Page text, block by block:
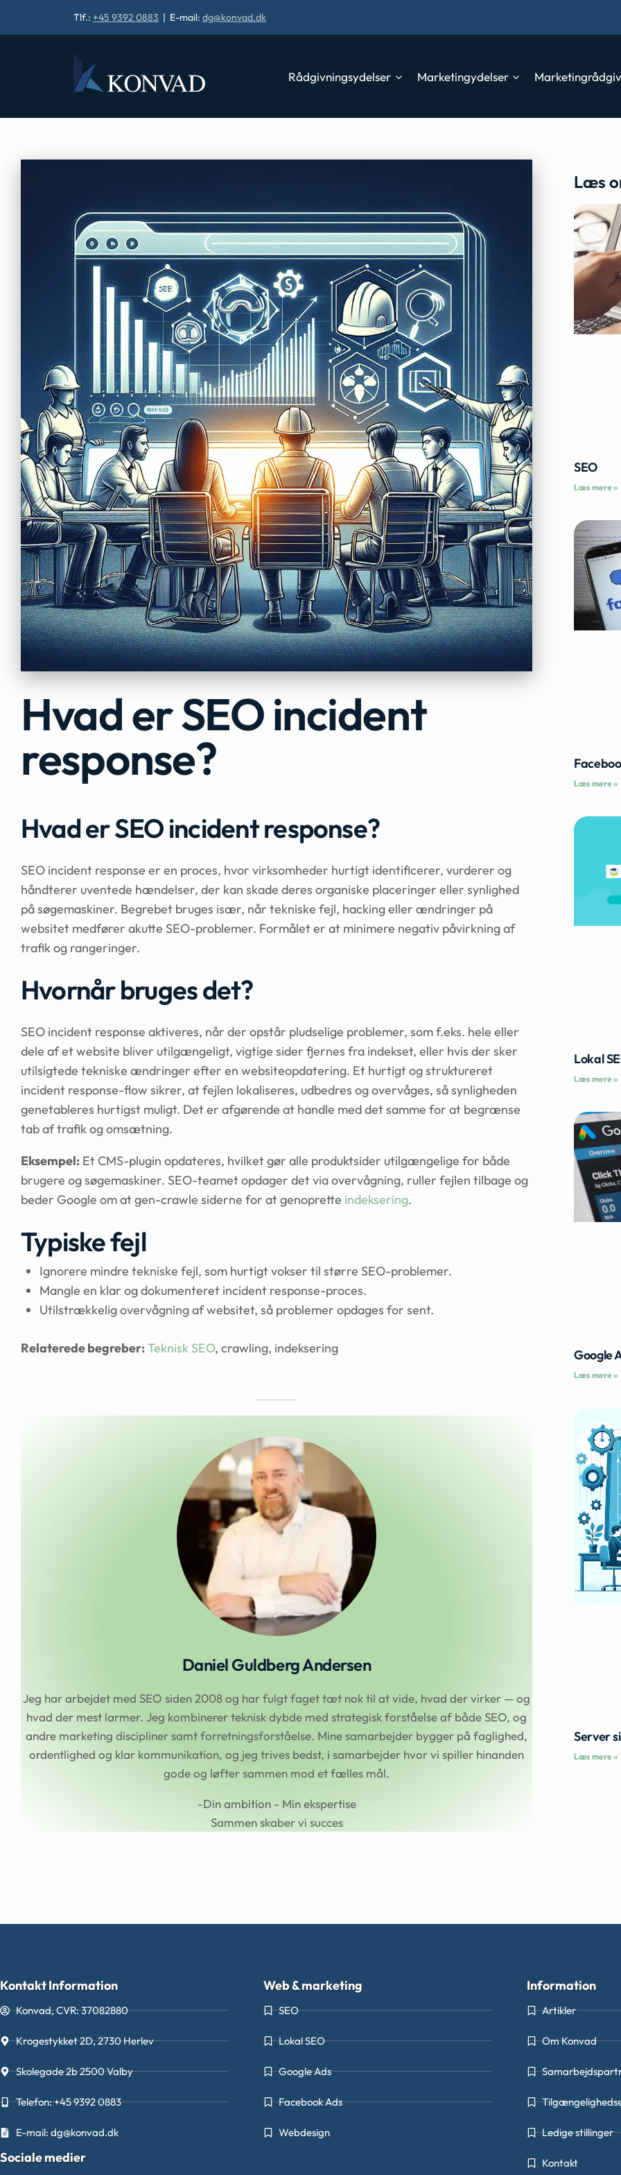
Tlf.: +45 9392 0883 | E-mail: dg@konvad.dk
Rådgivningsydelser Marketingydelser
Hvad er SEO incident
response?
Hvad er SEO incident response?
SEO incident response er en proces, hvor virksomheder hurtigt identificerer, vurderer og
håndterer uventede hændelser, der kan skade deres organiske placeringer eller synlighed
på søgemaskiner. Begrebet bruges især, når tekniske fejl, hacking eller ændringer på
websitet medfører akutte SEO-problemer. Formålet er at minimere negativ påvirkning af
trafik og rangeringer.
Hvornår bruges det?
SEO incident response aktiveres, når der opstår pludselige problemer, som f.eks. hele eller
dele af et website bliver utilgængeligt, vigtige sider fjernes fra indekset, eller hvis der sker
utilsigtede tekniske ændringer efter en websiteopdatering. Et hurtigt og struktureret
incident response-flow sikrer, at fejlen lokaliseres, udbedres og overvåges, så synligheden
genetableres hurtigst muligt. Det er afgørende at handle med det samme for at begrænse
tab af trafik og omsætning.
Eksempel: Et CMS-plugin opdateres, hvilket gør alle produktsider utilgængelige for både
brugere og søgemaskiner. SEO-teamet opdager det via overvågning, ruller fejlen tilbage og
beder Google om at gen-crawle siderne for at genoprette indeksering.
Typiske fejl
Ignorere mindre tekniske fejl, som hurtigt vokser til større SEO-problemer.
Mangle en klar og dokumenteret incident response-proces.
Utilstrækkelig overvågning af websitet, så problemer opdages for sent.
Relaterede begreber:Teknisk SEO, crawling, indeksering
Daniel Guldberg Andersen
Jeg har arbejdet med SEO siden 2008 og har fulgt faget tæt nok til at vide, hvad der virker — og
hvad der mest larmer. Jeg kombinerer teknisk dybde med strategisk forståelse af både SEO, og
andre marketing discipliner samt forretningsforståelse. Mine samarbejder bygger på faglighed,
ordentlighed og klar kommunikation, og jeg trives bedst, i samarbejder hvor vi spiller hinanden
gode og løfter sammen mod et fælles mål.
-Din ambition - Min ekspertise
Sammen skaber vi succes
Læs
SEO
Læs mere »
Læs mere »
Lokal
Læs mere »
Google
Læs mere »
Server
Læs mere »
Kontakt Information
Konvad, CVR: 37082880
Krogestykket 2D, 2730 Herlev
Skolegade 2b 2500 Valby
Telefon: +45 9392 0883
E-mail: dg@konvad.dk
Sociale medier
Web & marketing
SEO
Lokal SEO
Google Ads
Facebook Ads
Webdesign
Information
Artikler
Om Konvad
Ledige stillinger
Kontakt